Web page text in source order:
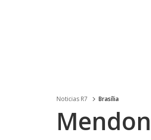
Noticias R7 Brasília